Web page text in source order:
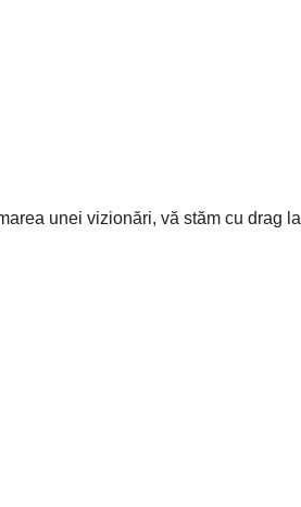
unei vizionări, vă stăm cu drag la